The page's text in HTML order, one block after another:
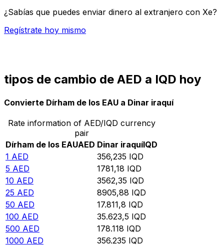
¿Sabías que puedes enviar dinero al extranjero con Xe?
Regístrate hoy mismo
tipos de cambio de AED a IQD hoy
Convierte Dírham de los EAU a Dinar iraquí
Rate information of AED/IQD currency
pair
Dírham de los EAUAED Dinar iraquíIQD
1 AED 356,235 IQD
5 AED 1781,18 IQD
10 AED 3562,35 IQD
25 AED 8905,88 IQD
50 AED 17.811,8 IQD
100 AED 35.623,5 IQD
500 AED 178.118 IQD
1000 AED 356.235 IQD